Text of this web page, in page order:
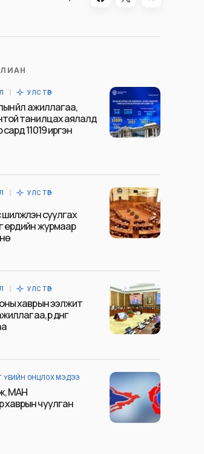
УЛС ТӨР
үйл ажиллагаа,
танилцах аялалд
11019 иргэн
УЛС ТӨР
суулгах
ердийн журмаар
УЛС ТӨР
хаврын ээлжит
үр дүнг
ҮЕИЙН ОНЦЛОХ МЭДЭЭ
МАН
хаврын чуулган